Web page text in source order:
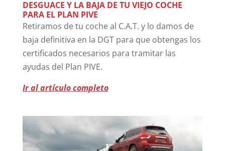
DESGUACE Y LA BAJA DE TU VIEJO COCHE
PARA EL PLAN PIVE
Retiramos de tu coche al C.A.T. y lo damos de
baja definitiva en la DGT para que obtengas los
certificados necesarios para tramitar las
ayudas del Plan PIVE.
Ir al artículo completo